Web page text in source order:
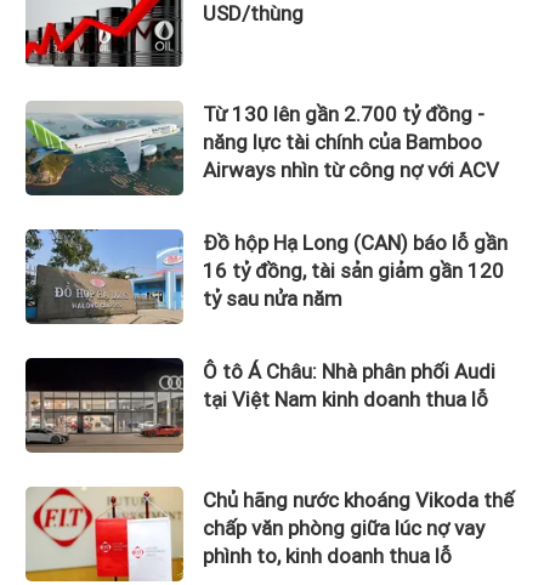
USD/thùng
Từ 130 lên gần 2.700 tỷ đồng -
năng lực tài chính của Bamboo
Airways nhìn từ công nợ với ACV
Đồ hộp Hạ Long (CAN) báo lỗ gần
16 tỷ đồng, tài sản giảm gần 120
tỷ sau nửa năm
Ô tô Á Châu: Nhà phân phối Audi
tại Việt Nam kinh doanh thua lỗ
Chủ hãng nước khoáng Vikoda thế
chấp văn phòng giữa lúc nợ vay
phình to, kinh doanh thua lỗ